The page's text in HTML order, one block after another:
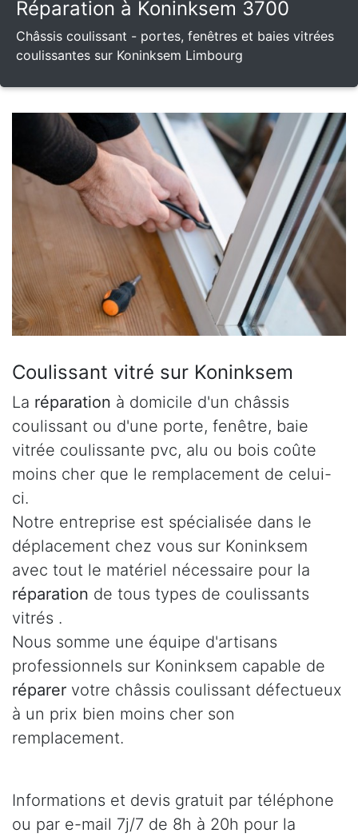
Réparation à Koninksem 3700
Châssis coulissant - portes, fenêtres et baies vitrées
coulissantes sur Koninksem Limbourg
Coulissant vitré sur Koninksem
La réparation à domicile d'un châssis
coulissant ou d'une porte, fenêtre, baie
vitrée coulissante pvc, alu ou bois coûte
moins cher que le remplacement de celui-
ci.
Notre entreprise est spécialisée dans le
déplacement chez vous sur Koninksem
avec tout le matériel nécessaire pour la
réparation de tous types de coulissants
vitrés .
Nous somme une équipe d'artisans
professionnels sur Koninksem capable de
réparer votre châssis coulissant défectueux
à un prix bien moins cher son
remplacement.
Informations et devis gratuit par téléphone
ou par e-mail 7j/7 de 8h à 20h pour la